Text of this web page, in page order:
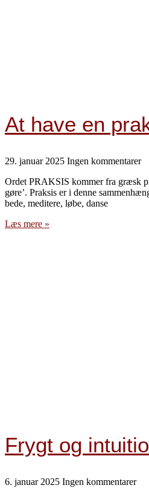
At have en
29. januar 2025 Ingen kommentarer
Ordet PRAKSIS kommer fra græsk
gøre’. Praksis er i denne
bede, meditere, løbe, danse
Læs mere »
Frygt og
6. januar 2025 Ingen kommentarer